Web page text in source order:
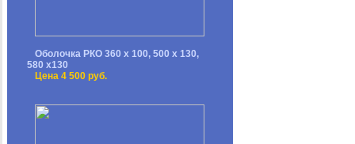
Оболочка РКО 360 х 100, 500 х 130,
580 х130
Цена 4 500 руб.